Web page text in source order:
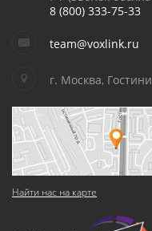
8 (800) 333-75-33
team@voxlink.ru
г. Москва,
Найти нас на карте